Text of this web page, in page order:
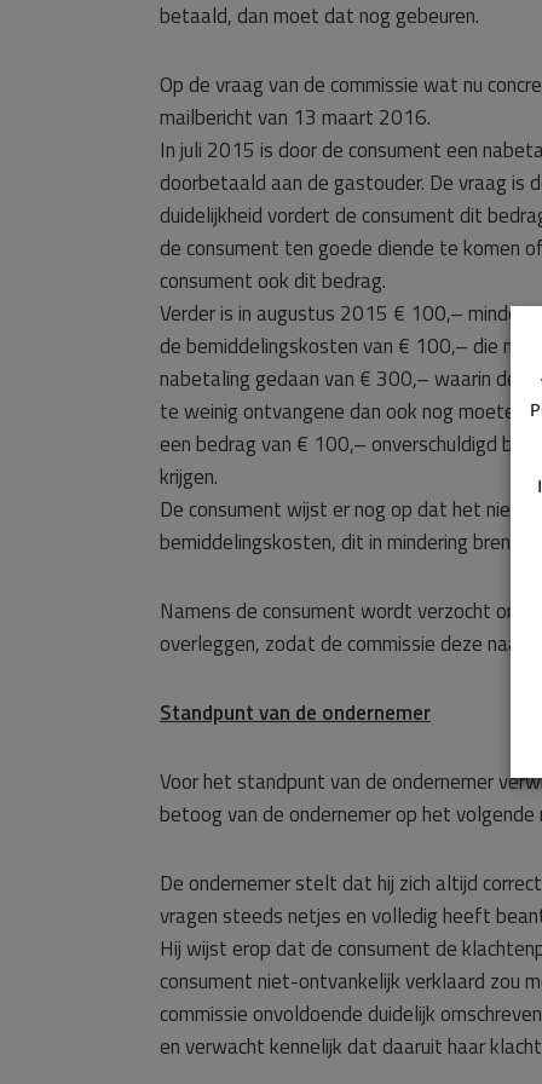
betaald, dan moet dat nog gebeuren.
Op de vraag van de commissie wat nu
mailbericht van 13 maart 2016.
In juli 2015 is door de consument een
doorbetaald aan de gastouder. De vraag is
duidelijkheid vordert de consument dit
de consument ten goede diende te komen
consument ook dit bedrag.
Verder is in augustus 2015 € 100,– minder
de bemiddelingskosten van € 100,– die
nabetaling gedaan van € 300,– waarin
te weinig ontvangene dan ook nog moeten
een bedrag van € 100,– onverschuldigd
krijgen.
De consument wijst er nog op dat het niet
bemiddelingskosten, dit in mindering brengt
Namens de consument wordt verzocht om
overleggen, zodat de commissie deze
Standpunt van de ondernemer
Voor het standpunt van de ondernemer
betoog van de ondernemer op het volgende
De ondernemer stelt dat hij zich altijd
vragen steeds netjes en volledig heeft
Hij wijst erop dat de consument de
consument niet-ontvankelijk verklaard zou
commissie onvoldoende duidelijk
en verwacht kennelijk dat daaruit haar